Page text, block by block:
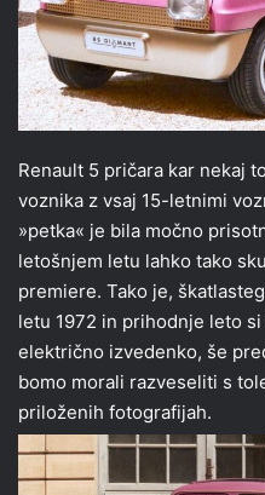
Renault 5 pričara kar nekaj
voznika z vsaj 15-letnimi
»petka« je bila močno
letošnjem letu lahko tako
premiere. Tako je,
letu 1972 in prihodnje leto
električno izvedenko, še
bomo morali razveseliti s
priloženih fotografijah.